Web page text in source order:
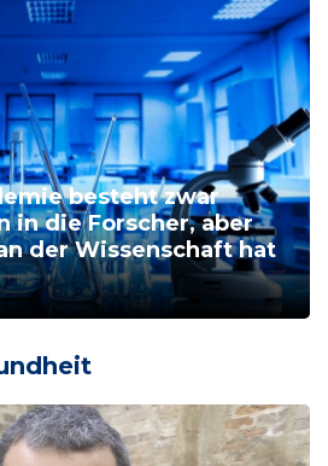
besteht zwar
in die Forscher, aber
der Wissenschaft hat